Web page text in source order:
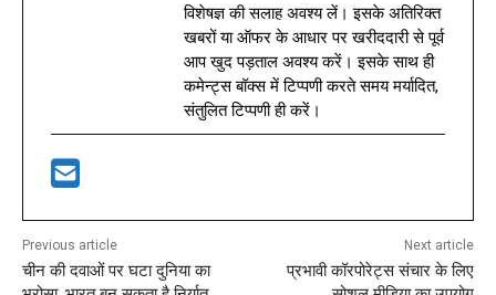
विशेषज्ञ की सलाह अवश्य लें। इसके अतिरिक्त
खबरों या ऑफर के आधार पर खरीददारी से पूर्व
आप खुद पड़ताल अवश्य करें। इसके साथ ही
कमेन्ट्स बॉक्स में टिप्पणी करते समय मर्यादित,
संतुलित टिप्पणी ही करें।
Previous article
चीन की दवाओं पर घटा दुनिया का
Next article
प्रभावी कॉरपोरेट्स संचार के लिए